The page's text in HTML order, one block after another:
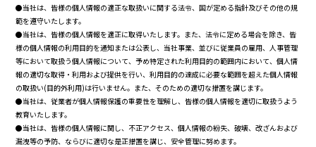
●当社は、皆様の個人情報の適正な取扱いに関する法令、国が定める指針及びその他の規
範を遵守いたします。
●当社は、皆様の個人情報を適正に取得いたします。また、法令に定める場合を除き、皆
様の個人情報の利用目的を通知または公表し、当社事業、並びに従業員の雇用、人事管理
等において取扱う個人情報について、予め特定された利用目的の範囲内において、個人情
報の適切な取得・利用および提供を行い、利用目的の達成に必要な範囲を超えた個人情報
の取扱い(目的外利用)は行いません。また、そのための適切な措置を講じます。
●当社は、従業者が個人情報保護の重要性を理解し、皆様の個人情報を適切に取扱うよう
教育いたします。
●当社は、皆様の個人情報に関し、不正アクセス、個人情報の紛失、破壊、改ざんおよび
漏洩等の予防、ならびに適切な是正措置を講じ、安全管理に努めます。